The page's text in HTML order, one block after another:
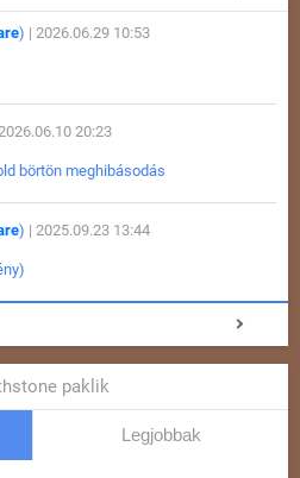
) | 2026.06.29 10:53
20:23
börtön meghibásodás
) | 2025.09.23 13:44
paklik
Legjobbak